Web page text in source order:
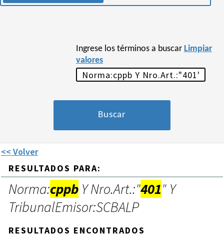
Ingrese los términos a buscar Limpiar
valores
<< Volver
RESULTADOS PARA:
Norma:cppb Y Nro.Art.:"401" Y
TribunalEmisor:SCBALP
RESULTADOS ENCONTRADOS